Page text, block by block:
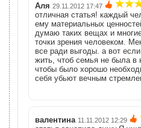
Аля 29.11.2012 17:47
отличная статья! каждый
ему материальных
думаю таких вещах и
точки зрения человеком.
все ради выгоды. а вот
жить, чтоб семья не была в
чтобы было хорошо
себя убьют вечным
валентина 11.11.2012 12:29